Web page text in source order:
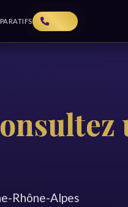
Rhône-Alpes